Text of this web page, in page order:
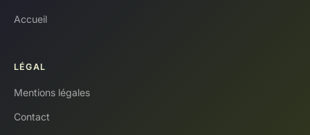
Accueil
LÉGAL
Mentions légales
Contact